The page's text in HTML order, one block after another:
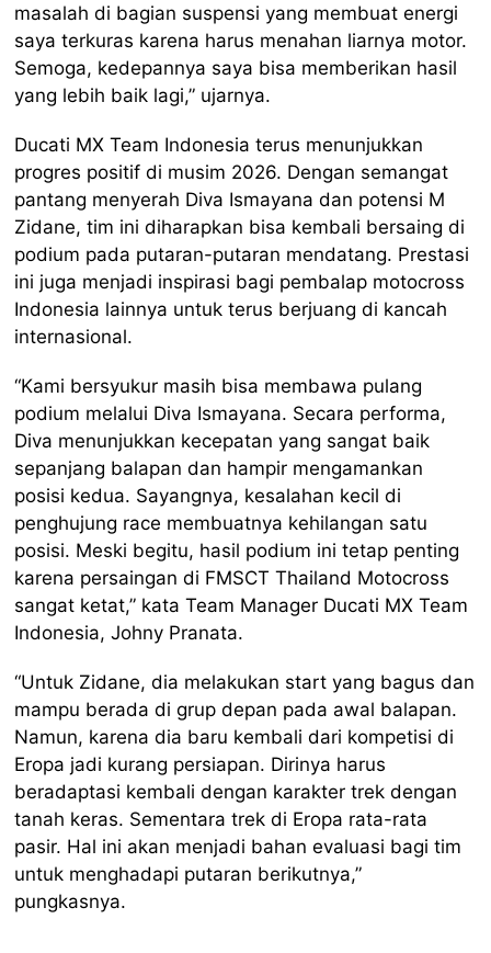
masalah di bagian suspensi yang membuat energi
saya terkuras karena harus menahan liarnya motor.
Semoga, kedepannya saya bisa memberikan hasil
yang lebih baik lagi,” ujarnya.
Ducati MX Team Indonesia terus menunjukkan
progres positif di musim 2026. Dengan semangat
pantang menyerah Diva Ismayana dan potensi M
Zidane, tim ini diharapkan bisa kembali bersaing di
podium pada putaran-putaran mendatang. Prestasi
ini juga menjadi inspirasi bagi pembalap motocross
Indonesia lainnya untuk terus berjuang di kancah
internasional.
“Kami bersyukur masih bisa membawa pulang
podium melalui Diva Ismayana. Secara performa,
Diva menunjukkan kecepatan yang sangat baik
sepanjang balapan dan hampir mengamankan
posisi kedua. Sayangnya, kesalahan kecil di
penghujung race membuatnya kehilangan satu
posisi. Meski begitu, hasil podium ini tetap penting
karena persaingan di FMSCT Thailand Motocross
sangat ketat,” kata Team Manager Ducati MX Team
Indonesia, Johny Pranata.
“Untuk Zidane, dia melakukan start yang bagus dan
mampu berada di grup depan pada awal balapan.
Namun, karena dia baru kembali dari kompetisi di
Eropa jadi kurang persiapan. Dirinya harus
beradaptasi kembali dengan karakter trek dengan
tanah keras. Sementara trek di Eropa rata-rata
pasir. Hal ini akan menjadi bahan evaluasi bagi tim
untuk menghadapi putaran berikutnya,”
pungkasnya.